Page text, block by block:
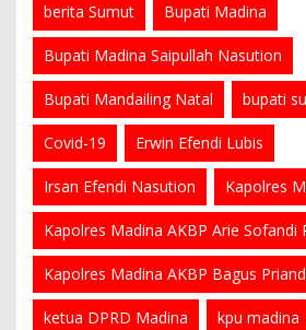
berita Sumut Bupati Madina
Bupati Madina Saipullah Nasution
Bupati Mandailing Natal bupati
Covid-19 Erwin Efendi Lubis
Irsan Efendi Nasution Kapolres
Kapolres Madina AKBP Arie Sofandi
Kapolres Madina AKBP Bagus
ketua DPRD Madina kpu madina